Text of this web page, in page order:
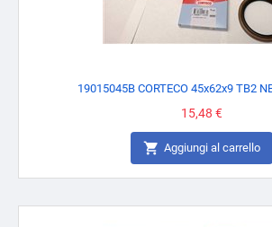
19015045B CORTECO 45x62x9 TB2
Prezzo
15,48 €
 Aggiungi al carrello